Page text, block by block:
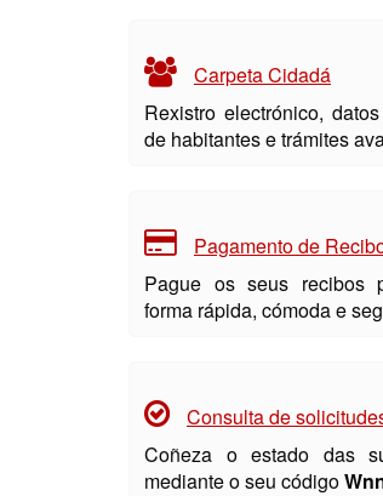
Carpeta Cidadá
Rexistro electrónico,
de habitantes e trámites
Pagamento de
Pague os seus recibos
forma rápida, cómoda e
Consulta de
Coñeza o estado das
mediante o seu código